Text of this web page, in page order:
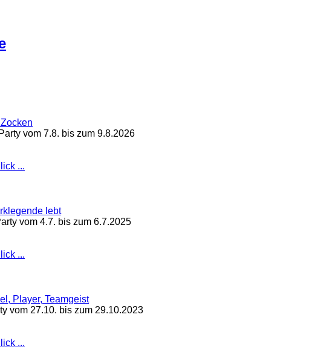
vom 7.8. bis zum 9.8.2026
...
lebt
vom 4.7. bis zum 6.7.2025
...
Player, Teamgeist
vom 27.10. bis zum 29.10.2023
...